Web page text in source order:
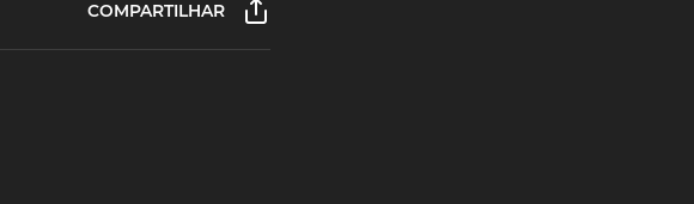
COMPARTILHAR